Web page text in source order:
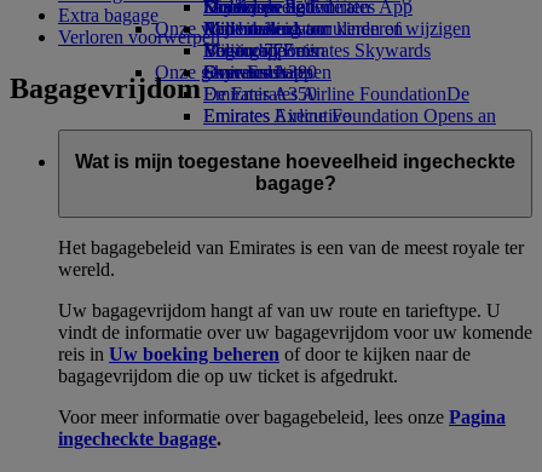
Drankjes
Onze vloot
Boeing 777
Emirates A380
Emirates A350
Emirates Executive
Stoelindelingen
Kinderspeelgoed
Activiteiten voor kinderen
Duurzame activiteiten
Milieubeleid
Milieurapporten
Onze gemeenschappen
De Emirates Airline FoundationDe
Emirates Airline Foundation Opens an
external link in a new tab
Sponsoring
Skywards Rail
Mijlencalculator
Log in bij Emirates Skywards
Skywards+
Mobiel en de Emirates App
Een boeking annuleren of wijzigen
Verstoorde reis
Over Emirates
Extra bagage
Verloren voorwerpen
Bagagevrijdom
Wat is mijn toegestane hoeveelheid ingecheckte
bagage?
Het bagagebeleid van Emirates is een van de meest royale ter
wereld.
Uw bagagevrijdom hangt af van uw route en tarieftype. U
vindt de informatie over uw bagagevrijdom voor uw komende
reis in Uw boeking beheren of door te kijken naar de
bagagevrijdom die op uw ticket is afgedrukt.
Voor meer informatie over bagagebeleid, lees onze Pagina
ingecheckte bagage.